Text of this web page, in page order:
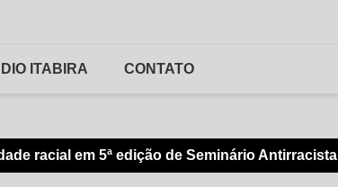
ITABIRA CONTATO
racial em 5ª edição de Seminário Antirracista